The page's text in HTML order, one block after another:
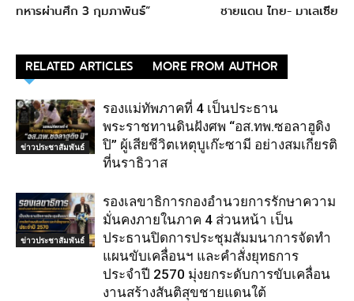
ทหารผ่านศึก 3 กุมภาพันธ์”
ชายแดน ไทย- มาเลเซีย
RELATED ARTICLES MORE FROM AUTHOR
ข่าวประชาสัมพันธ์
รองแม่ทัพภาคที่ 4 เป็นประธาน
พระราชทานดินฝังศพ “อส.ทพ.ซอลาฮูดิง
ปิ” ผู้เสียชีวิตเหตุบูเก๊ะซามี อย่างสมเกียรติ
ที่นราธิวาส
ข่าวประชาสัมพันธ์
รองเลขาธิการกองอำนวยการรักษาความ
มั่นคงภายในภาค 4 ส่วนหน้า เป็น
ประธานปิดการประชุมสัมมนาการจัดทำ
แผนขับเคลื่อนฯ และคำสั่งยุทธการ
ประจำปี 2570 มุ่งยกระดับการขับเคลื่อน
งานสร้างสันติสุขชายแดนใต้